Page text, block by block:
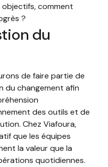
comment
?
du
de faire partie de
du changement afin
des outils et de
Chez Viafoura,
que les équipes
la valeur que la
quotidiennes.